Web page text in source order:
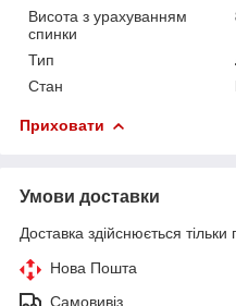
Висота з урахуванням
спинки
Тип
Стан
Приховати
Умови доставки
Доставка здійснюється тільки
Нова Пошта
Самовивіз